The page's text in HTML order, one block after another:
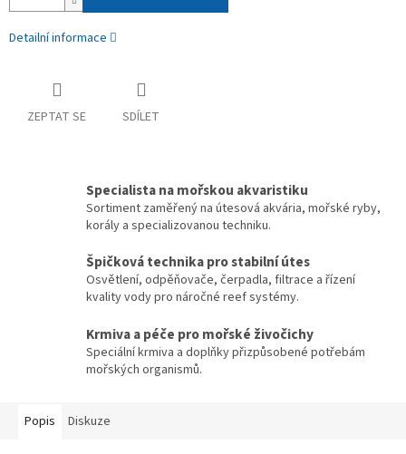
Detailní informace
ZEPTAT SE SDÍLET
Specialista na mořskou akvaristiku
Sortiment zaměřený na útesová akvária, mořské ryby,
korály a specializovanou techniku.
Špičková technika pro stabilní útes
Osvětlení, odpěňovače, čerpadla, filtrace a řízení
kvality vody pro náročné reef systémy.
Krmiva a péče pro mořské živočichy
Speciální krmiva a doplňky přizpůsobené potřebám
mořských organismů.
Popis Diskuze